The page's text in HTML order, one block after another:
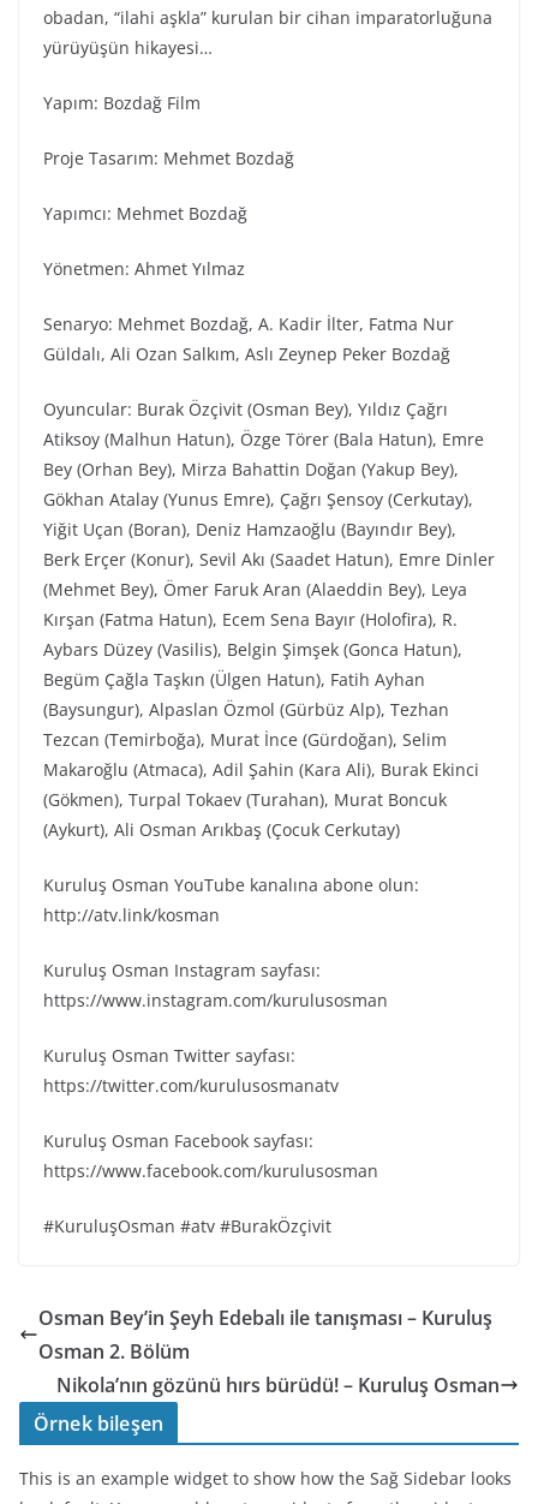
obadan, “ilahi aşkla” kurulan bir cihan imparatorluğuna
yürüyüşün hikayesi…
Yapım: Bozdağ Fi̇lm
Proje Tasarım: Mehmet Bozdağ
Yapımcı: Mehmet Bozdağ
Yönetmen: Ahmet Yılmaz
Senaryo: Mehmet Bozdağ, A. Kadir İlter, Fatma Nur
Güldalı, Ali Ozan Salkım, Aslı Zeynep Peker Bozdağ
Oyuncular: Burak Özçivit (Osman Bey), Yıldız Çağrı
Atiksoy (Malhun Hatun), Özge Törer (Bala Hatun), Emre
Bey (Orhan Bey), Mirza Bahattin Doğan (Yakup Bey),
Gökhan Atalay (Yunus Emre), Çağrı Şensoy (Cerkutay),
Yiğit Uçan (Boran), Deniz Hamzaoğlu (Bayındır Bey),
Berk Erçer (Konur), Sevil Akı (Saadet Hatun), Emre Dinler
(Mehmet Bey), Ömer Faruk Aran (Alaeddin Bey), Leya
Kırşan (Fatma Hatun), Ecem Sena Bayır (Holofira), R.
Aybars Düzey (Vasilis), Belgin Şimşek (Gonca Hatun),
Begüm Çağla Taşkın (Ülgen Hatun), Fatih Ayhan
(Baysungur), Alpaslan Özmol (Gürbüz Alp), Tezhan
Tezcan (Temirboğa), Murat İnce (Gürdoğan), Selim
Makaroğlu (Atmaca), Adil Şahin (Kara Ali), Burak Ekinci
(Gökmen), Turpal Tokaev (Turahan), Murat Boncuk
(Aykurt), Ali Osman Arıkbaş (Çocuk Cerkutay)
Kuruluş Osman YouTube kanalına abone olun:
http://atv.link/kosman
Kuruluş Osman Instagram sayfası:
https://www.instagram.com/kurulusosman
Kuruluş Osman Twitter sayfası:
https://twitter.com/kurulusosmanatv
Kuruluş Osman Facebook sayfası:
https://www.facebook.com/kurulusosman
#KuruluşOsman #atv #BurakÖzçivit
Osman Bey’in Şeyh Edebalı ile tanışması – Kuruluş
Osman 2. Bölüm
Nikola’nın gözünü hırs bürüdü! – Kuruluş Osman
Örnek bileşen
This is an example widget to show how the Sağ Sidebar looks